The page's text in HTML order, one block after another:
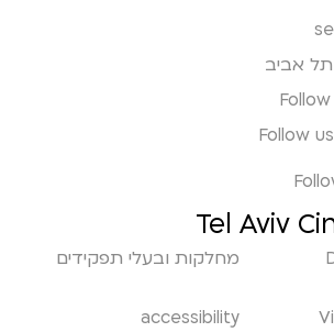
Follow
Tel Aviv
מחלקות ובעלי תפקידים
accessibility